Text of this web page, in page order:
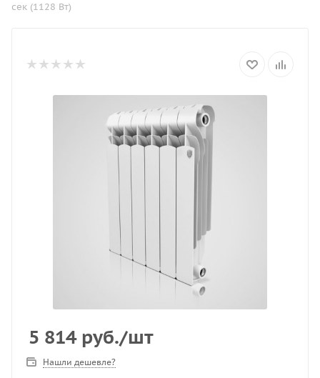
сек (1128 Вт)
5 814руб./шт
Нашли дешевле?